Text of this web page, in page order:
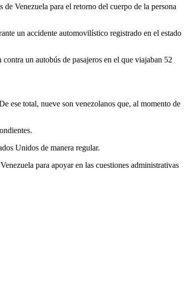
Venezuela para el retorno del cuerpo de la persona
un accidente automovilístico registrado en el estado
un autobús de pasajeros en el que viajaban 52
ese total, nueve son venezolanos que, al momento de
Unidos de manera regular.
para apoyar en las cuestiones administrativas